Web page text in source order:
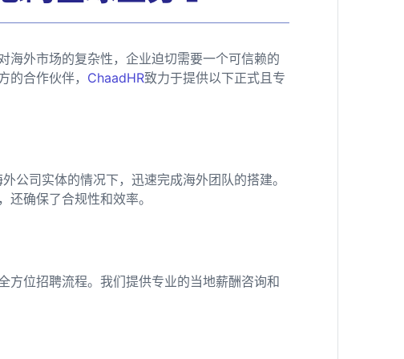
海外市场的复杂性，企业迫切需要一个可信赖的
合作伙伴， ChaadHR致力于提供以下正式且专
公司实体的情况下，迅速完成海外团队的搭建。
确保了合规性和效率。
方位招聘流程。我们提供专业的当地薪酬咨询和